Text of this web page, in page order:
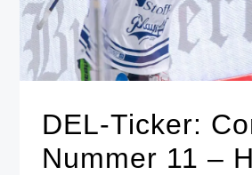
DEL-Ticker:
Nummer 11 –